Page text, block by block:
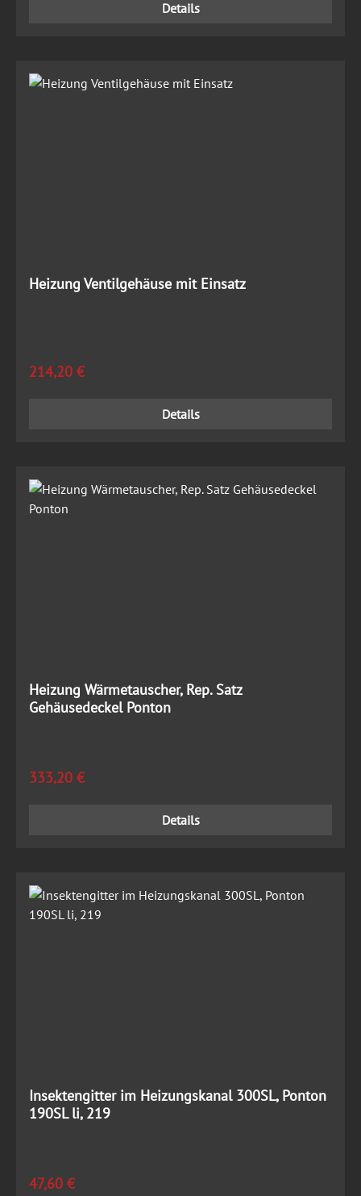
Details
Heizung Ventilgehäuse mit Einsatz
Regulärer Preis:
214,20 €
Details
Heizung Wärmetauscher, Rep. Satz
Gehäusedeckel Ponton
Regulärer Preis:
333,20 €
Details
Insektengitter im Heizungskanal 300SL, Ponton
190SL li, 219
Regulärer Preis:
47,60 €